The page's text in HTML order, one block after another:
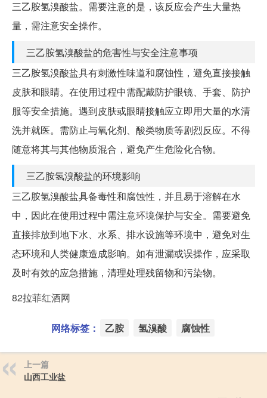
三乙胺氢溴酸盐。需要注意的是，该反应会产生大量热
量，需注意安全操作。
三乙胺氢溴酸盐的危害性与安全注意事项
三乙胺氢溴酸盐具有刺激性味道和腐蚀性，避免直接接触
皮肤和眼睛。在使用过程中需配戴防护眼镜、手套、防护
服等安全措施。遇到皮肤或眼睛接触应立即用大量的水清
洗并就医。需防止与氧化剂、酸类物质等剧烈反应。不得
随意将其与其他物质混合，避免产生危险化合物。
三乙胺氢溴酸盐的环境影响
三乙胺氢溴酸盐具备毒性和腐蚀性，并且易于溶解在水
中，因此在使用过程中需注意环境保护与安全。需要避免
直接排放到地下水、水系、排水设施等环境中，避免对生
态环境和人类健康造成影响。如有泄漏或误操作，应采取
及时有效的应急措施，清理处理残留物和污染物。
82拉菲红酒网
网络标签： 乙胺 氢溴酸 腐蚀性
上一篇
山西工业盐